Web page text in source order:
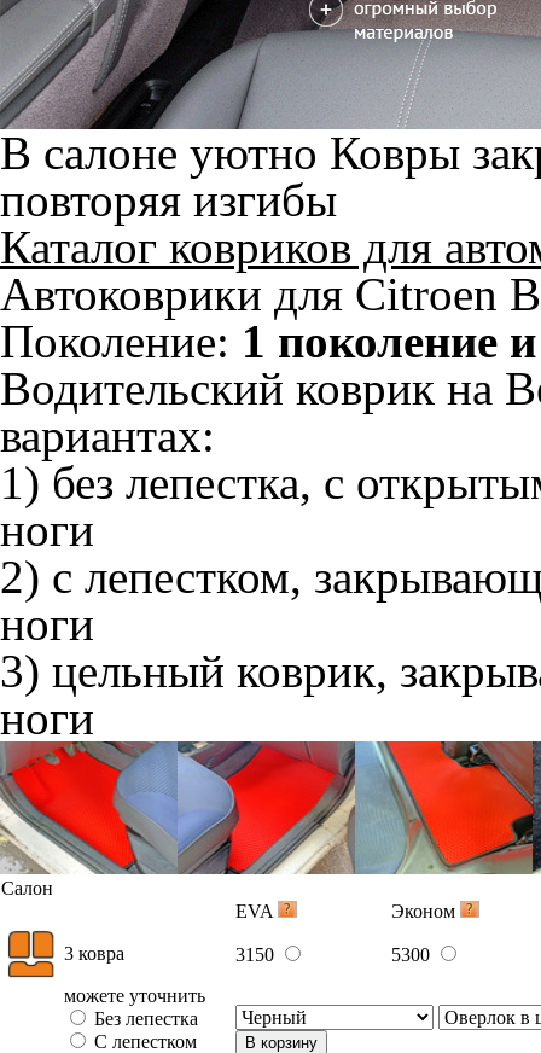
В салоне уютно Ковры
повторяя изгибы
Каталог ковриков для
Автоковрики для Citroen
Поколение: 1 поколение
Водительский коврик на
вариантах:
1) без лепестка, с
ноги
2) с лепестком,
ноги
3) цельный коврик,
ноги
Салон
EVA
Эконом
3 ковра 3150
5300
можете уточнить
Без лепестка
С лепестком
В корзину